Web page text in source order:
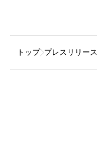
トップ プレスリリース